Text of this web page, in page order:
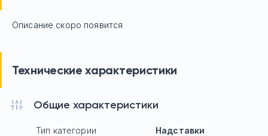
Описание скоро появится
Технические характеристики
Общие характеристики
Тип категории Надставки